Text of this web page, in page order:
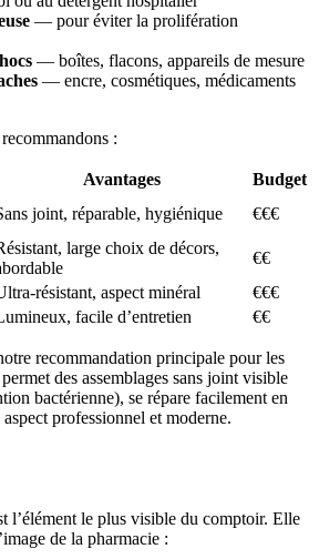
— pour éviter la prolifération
— boîtes, flacons, appareils de mesure
— encre, cosmétiques, médicaments
:
Avantages
Budget
joint, réparable, hygiénique €€€
large choix de décors,
€€
résistant, aspect minéral
€€€
facile d’entretien €€
recommandation principale pour les
des assemblages sans joint visible
bactérienne), se répare facilement en
professionnel et moderne.
l’élément le plus visible du comptoir. Elle
de la pharmacie :